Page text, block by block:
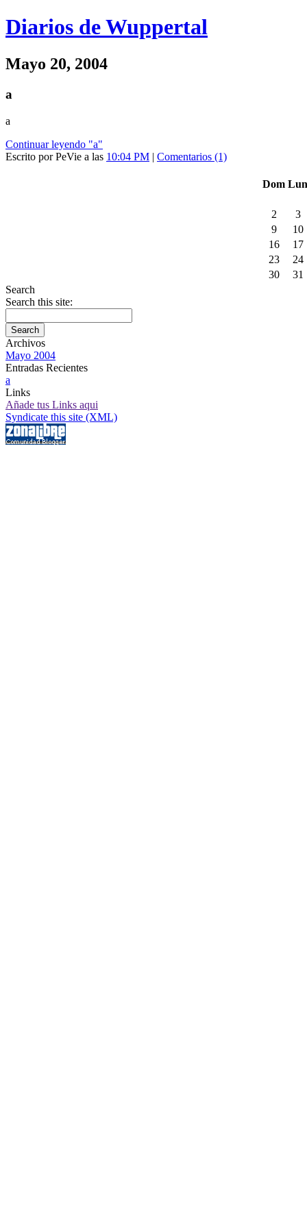
Diarios de Wuppertal
Mayo 20, 2004
a
a
Continuar leyendo "a"
Escrito por PeVie a las 10:04 PM | Comentarios (1)
Dom Lun
2
3
9
10
16
17
23
24
30
31
Search
Search this site:
Archivos
Mayo 2004
Entradas Recientes
a
Links
Añade tus Links aqui
Syndicate this site (XML)